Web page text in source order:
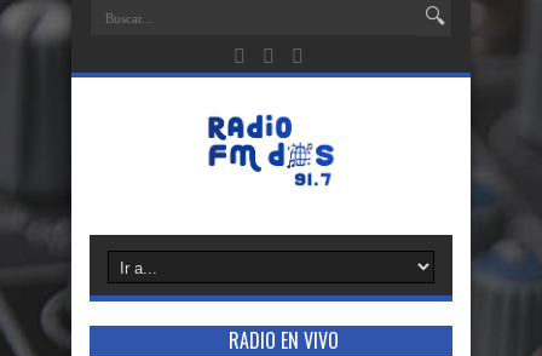
RADIO EN VIVO